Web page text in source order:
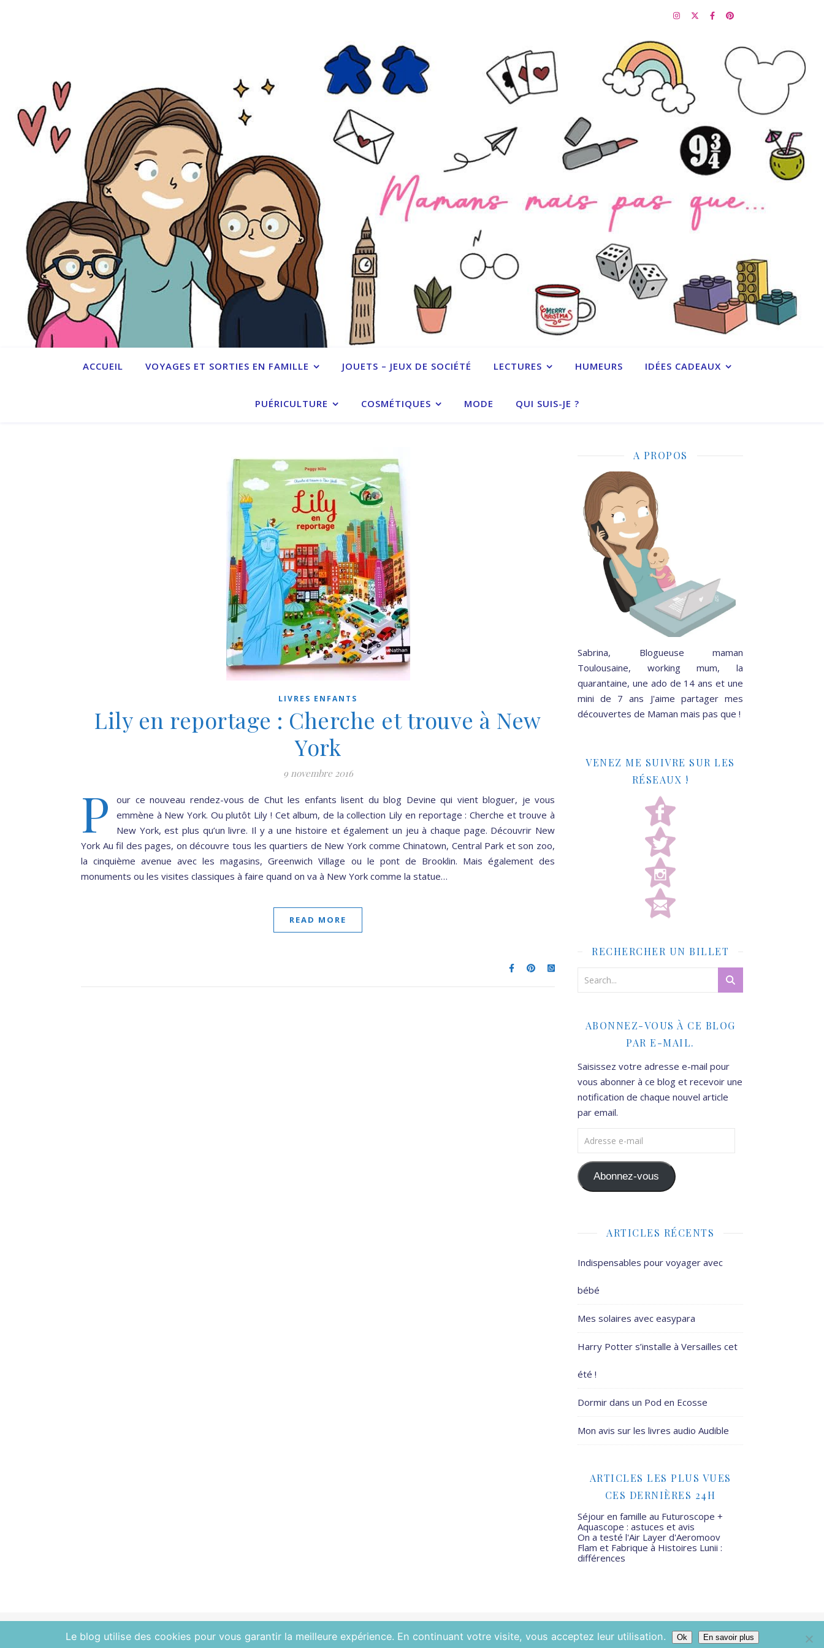
ACCUEIL VOYAGES ET SORTIES EN FAMILLE JOUETS – JEUX DE SOCIÉTÉ LECTURES HUMEURS IDÉES CADEAUX
PUÉRICULTURE COSMÉTIQUES MODE QUI SUIS-JE ?
LIVRES ENFANTS
Lily en reportage : Cherche et trouve à New
York
9 novembre 2016
P
our ce nouveau rendez-vous de Chut les enfants lisent du blog Devine qui vient bloguer, je vous
emmène à New York. Ou plutôt Lily ! Cet album, de la collection Lily en reportage : Cherche et trouve à
New York, est plus qu’un livre. Il y a une histoire et également un jeu à chaque page. Découvrir New
York Au fil des pages, on découvre tous les quartiers de New York comme Chinatown, Central Park et son zoo,
la cinquième avenue avec les magasins, Greenwich Village ou le pont de Brooklin. Mais également des
monuments ou les visites classiques à faire quand on va à New York comme la statue…
READ MORE
A PROPOS
Sabrina, Blogueuse maman
Toulousaine, working mum, la
quarantaine, une ado de 14 ans et une
mini de 7 ans J'aime partager mes
découvertes de Maman mais pas que !
VENEZ ME SUIVRE SUR LES
RÉSEAUX !
RECHERCHER UN BILLET
ABONNEZ-VOUS À CE BLOG
PAR E-MAIL.
Saisissez votre adresse e-mail pour
vous abonner à ce blog et recevoir une
notification de chaque nouvel article
par email.
Adresse e-mail
Abonnez-vous
ARTICLES RÉCENTS
Indispensables pour voyager avec
bébé
Mes solaires avec easypara
Harry Potter s’installe à Versailles cet
été !
Dormir dans un Pod en Ecosse
Mon avis sur les livres audio Audible
ARTICLES LES PLUS VUES
CES DERNIÈRES 24H
Séjour en famille au Futuroscope +
Aquascope : astuces et avis
On a testé l'Air Layer d'Aeromoov
Flam et Fabrique à Histoires Lunii :
différences
Mamans Mais Pas Que - 2026 ©
Le blog utilise des cookies pour vous garantir la meilleure expérience. En continuant votre visite, vous acceptez leur utilisation. Ok En savoir plus